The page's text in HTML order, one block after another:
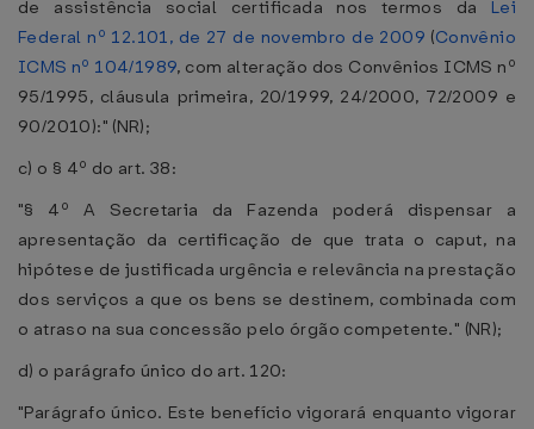
de assistência social certificada nos termos da Lei
Federal nº 12.101, de 27 de novembro de 2009 (Convênio
ICMS nº 104/1989, com alteração dos Convênios ICMS nº
95/1995, cláusula primeira, 20/1999, 24/2000, 72/2009 e
90/2010):" (NR);
c) o § 4º do art. 38:
"§ 4º A Secretaria da Fazenda poderá dispensar a
apresentação da certificação de que trata o caput, na
hipótese de justificada urgência e relevância na prestação
dos serviços a que os bens se destinem, combinada com
o atraso na sua concessão pelo órgão competente." (NR);
d) o parágrafo único do art. 120:
"Parágrafo único. Este benefício vigorará enquanto vigorar